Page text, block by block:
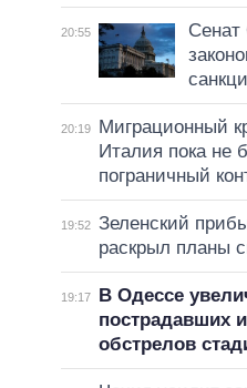
20:55
20:19
Миграционный
Италия пока не
пограничный
19:52 Зеленский
раскрыл планы
19:17
В Одессе
пострадавших
обстрелов